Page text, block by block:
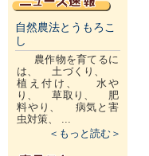
自然農法とうもろこ
し
農作物を育てるに
は、 土づくり、
植え付け、 水や
り、 草取り、 肥
料やり、 病気と害
虫対策、 ...
＜もっと読む＞